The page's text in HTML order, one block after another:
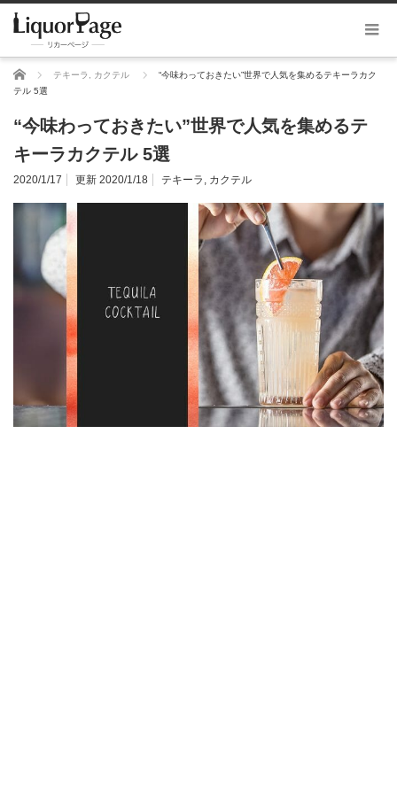
ホーム テキーラ カクテル
“今味わっておきたい”世界で人気を集めるテキーラカク
テル 5選
“今味わっておきたい”世界で人気を集めるテ
キーラカクテル 5選
2020/1/17 更新 2020/1/18 テキーラ , カクテル